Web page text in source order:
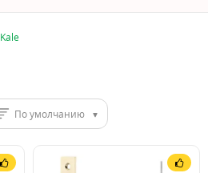
Kale
По умолчанию